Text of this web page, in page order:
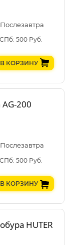
500 Руб.
В КОРЗИНУ
200
500 Руб.
В КОРЗИНУ
HUTER